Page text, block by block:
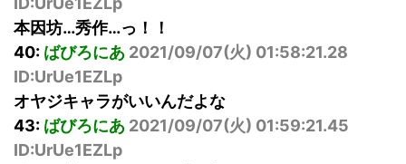
本因坊…秀作…っ！！
40: ばびろにあ 2021/09/07(火) 01:58:21.28
ID:UrUe1EZLp
オヤジキャラがいいんだよな
43: ばびろにあ 2021/09/07(火) 01:59:21.45
ID:UrUe1EZLp